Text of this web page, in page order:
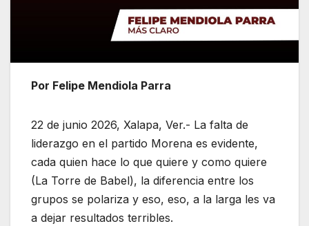
Por Felipe Mendiola Parra
22 de junio 2026, Xalapa, Ver.- La falta de
liderazgo en el partido Morena es evidente,
cada quien hace lo que quiere y como quiere
(La Torre de Babel), la diferencia entre los
grupos se polariza y eso, eso, a la larga les va
a dejar resultados terribles.